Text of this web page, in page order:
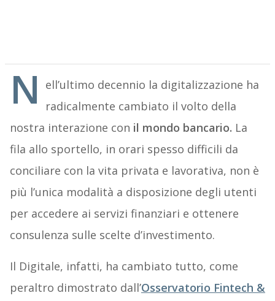
N
ell’ultimo decennio la digitalizzazione ha
radicalmente cambiato il volto della
nostra interazione con il mondo bancario. La
fila allo sportello, in orari spesso difficili da
conciliare con la vita privata e lavorativa, non è
più l’unica modalità a disposizione degli utenti
per accedere ai servizi finanziari e ottenere
consulenza sulle scelte d’investimento.
Il Digitale, infatti, ha cambiato tutto, come
peraltro dimostrato dall’Osservatorio Fintech &